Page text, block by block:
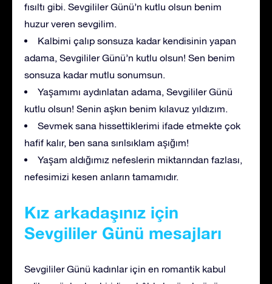
fısıltı gibi. Sevgililer Günü’n kutlu olsun benim
huzur veren sevgilim.
Kalbimi çalıp sonsuza kadar kendisinin yapan
adama, Sevgililer Günü’n kutlu olsun! Sen benim
sonsuza kadar mutlu sonumsun.
Yaşamımı aydınlatan adama, Sevgililer Günü
kutlu olsun! Senin aşkın benim kılavuz yıldızım.
Sevmek sana hissettiklerimi ifade etmekte çok
hafif kalır, ben sana sırılsıklam aşığım!
Yaşam aldığımız nefeslerin miktarından fazlası,
nefesimizi kesen anların tamamıdır.
Kız arkadaşınız için
Sevgililer Günü mesajları
Sevgililer Günü kadınlar için en romantik kabul